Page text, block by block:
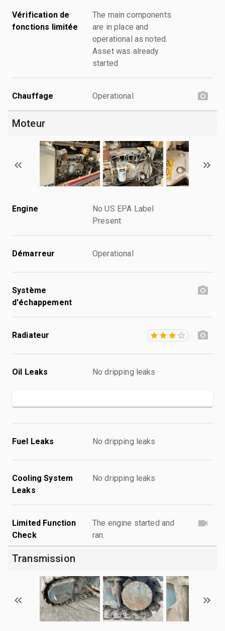
Vérification de
fonctions limitée
The main components
are in place and
operational as noted.
Asset was already
started
Chauffage Operational
Moteur
Engine
No US EPA Label
Present
Démarreur Operational
Système
d'échappement
Radiateur
Oil Leaks No dripping leaks
Fuel Leaks No dripping leaks
Cooling System
Leaks
No dripping leaks
Limited Function
Check
The engine started and
ran.
Transmission